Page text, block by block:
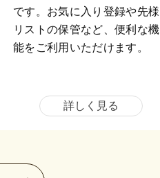
です。お気に入り登録や先様
リストの保管など、便利な機
能をご利用いただけます。
詳しく見る